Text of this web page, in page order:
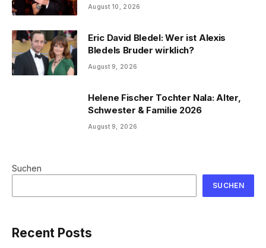
August 10, 2026
Eric David Bledel: Wer ist Alexis
Bledels Bruder wirklich?
August 9, 2026
Helene Fischer Tochter Nala: Alter,
Schwester & Familie 2026
August 9, 2026
Suchen
SUCHEN
Recent Posts